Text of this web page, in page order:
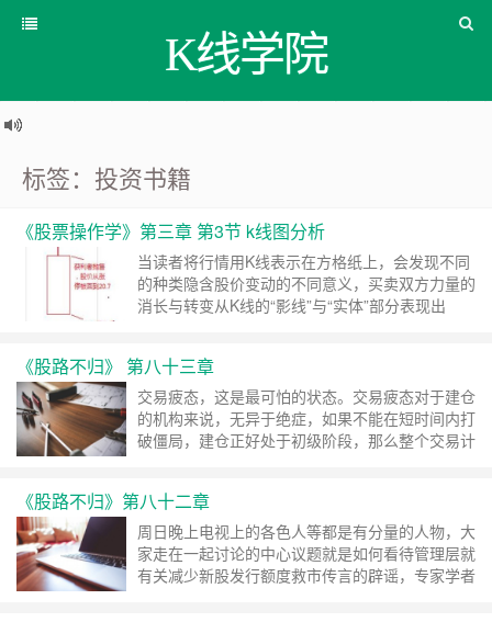
K线学院
标签：投资书籍
《股票操作学》第三章 第3节 k线图分析
当读者将行情用K线表示在方格纸上，会发现不同
的种类隐含股价变动的不同意义，买卖双方力量的
消长与转变从K线的“影线”与“实体”部分表现出
……继续阅读 »
《股路不归》 第八十三章
交易疲态，这是最可怕的状态。交易疲态对于建仓
的机构来说，无异于绝症，如果不能在短时间内打
破僵局，建仓正好处于初级阶段，那么整个交易计
《股路不归》第八十二章
周日晚上电视上的各色人等都是有分量的人物，大
家走在一起讨论的中心议题就是如何看待管理层就
有关减少新股发行额度救市传言的辟谣，专家学者